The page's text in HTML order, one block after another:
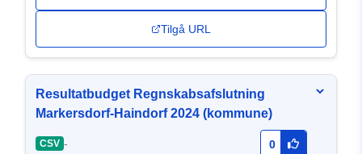
Tilgå URL
Resultatbudget Regnskabsafslutning
Markersdorf-Haindorf 2024 (kommune)
CSV - 0